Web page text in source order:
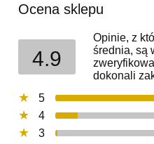
Ocena sklepu
4.9
Opinie, z
średnia, są
dokonali
5
4
3